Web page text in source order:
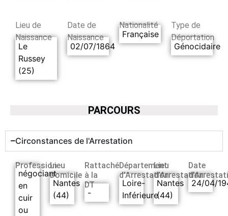
Lieu de
Naissance
Le
Russey
(25)
Date de
Naissance
02/07/1864
Nationalité
Française
Type de
Déportation
Génocidaire
PARCOURS
Circonstances de l'Arrestation
Profession
négociant
en
cuir
ou
Lieu
Domicile
Nantes
(44)
Rattaché
à la
DT
-
Département
d’Arrestation
Loire-
Inférieure
Lieu
d’Arrestation
Nantes
(44)
Date
24/04/